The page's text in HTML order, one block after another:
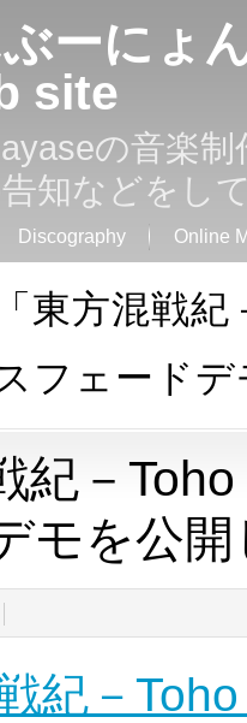
ーにょ
site
の音楽
知などをし
Discography Online
「東方混戦
フェード
紀－
モを公
戦紀－